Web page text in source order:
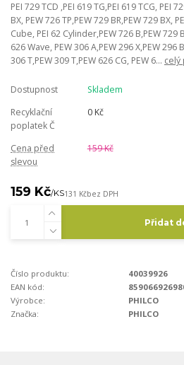
PEI 729 TCD ,PEI 619 TG,PEI 619 TCG, PEI
BX, PEW 726 TP,PEW 729 BR,PEW 729 BX,
Cube, PEI 62 Cylinder,PEW 726 B,PEW 729
626 Wave, PEW 306 A,PEW 296 X,PEW 296
306 T,PEW 309 T,PEW 626 CG, PEW 6... celý
Dostupnost
Skladem
Recyklační
poplatek Č
0 Kč
Cena před
slevou
159 Kč
159 Kč/KS131 Kčbez DPH
Přidat
Číslo produktu:
40039926
EAN kód:
Výrobce:
PHILCO
Značka:
PHILCO